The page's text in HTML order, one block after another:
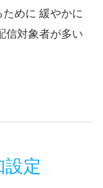
めに 緩やかに
信対象者が多い
定